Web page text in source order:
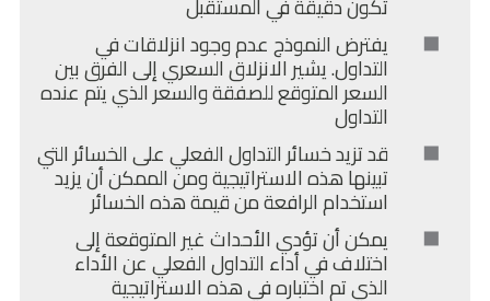
يفترض النموذج عدم وجود انزلاقات في
التداول. يشير الانزلاق السعري إلى الفرق بين
السعر المتوقع للصفقة والسعر الذي يتم عنده
التداول
قد تزيد خسائر التداول الفعلي على الخسائر التي
تبينها هذه الاستراتيجية ومن الممكن أن يزيد
استخدام الرافعة من قيمة هذه الخسائر
يمكن أن تؤدي الأحداث غير المتوقعة إلى
اختلاف في أداء التداول الفعلي عن الأداء
الذي تم اختباره في هذه الاستراتيجية